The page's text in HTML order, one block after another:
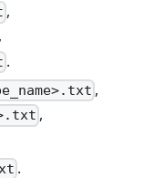
,
,
.
,
,
.